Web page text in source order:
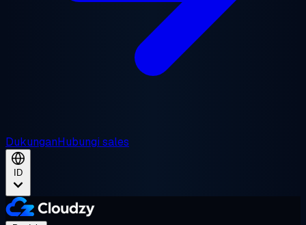
DukunganHubungi sales
ID